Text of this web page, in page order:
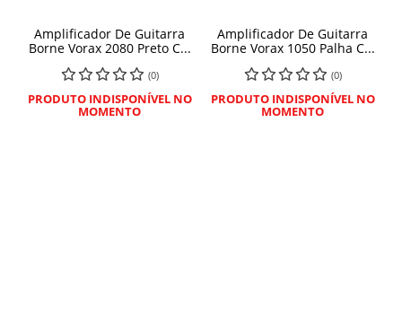
Amplificador De Guitarra
Borne Vorax 2080 Preto C...
(0)
PRODUTO INDISPONÍVEL NO
MOMENTO
Amplificador De Guitarra
Borne Vorax 1050 Palha C...
(0)
PRODUTO INDISPONÍVEL NO
MOMENTO